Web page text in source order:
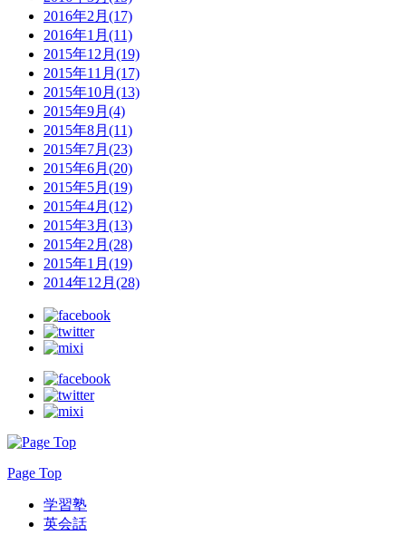
2016年2月(17)
2016年1月(11)
2015年12月(19)
2015年11月(17)
2015年10月(13)
2015年9月(4)
2015年8月(11)
2015年7月(23)
2015年6月(20)
2015年5月(19)
2015年4月(12)
2015年3月(13)
2015年2月(28)
2015年1月(19)
2014年12月(28)
Page Top
学習塾
英会話